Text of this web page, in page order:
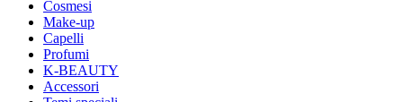
Cosmesi
Make-up
Capelli
Profumi
K-BEAUTY
Accessori